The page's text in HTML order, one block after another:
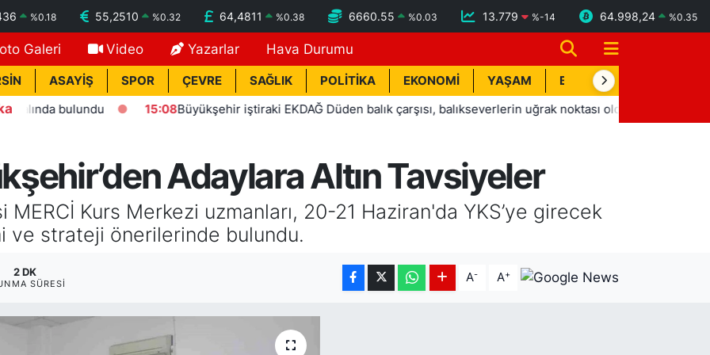
%0.18 55,2510 %0.32 64,4811 %0.38 6660.55 %0.03 13.779 %-14 64.998,24 %0.35
Galeri Video Yazarlar Hava Durumu
ASAYİŞ SPOR ÇEVRE SAĞLIK POLİTİKA EKONOMİ YAŞAM BİK İLAN
bulundu 15:08Büyükşehir iştiraki EKDAĞ Düden balık çarşısı, balıkseverlerin uğrak noktası oldu 14:04
Adaylara Altın Tavsiyeler
Kurs Merkezi uzmanları, 20-21 Haziran'da YKS’ye girecek
ve strateji önerilerinde bulundu.
2 DK
SÜRESI A- A+